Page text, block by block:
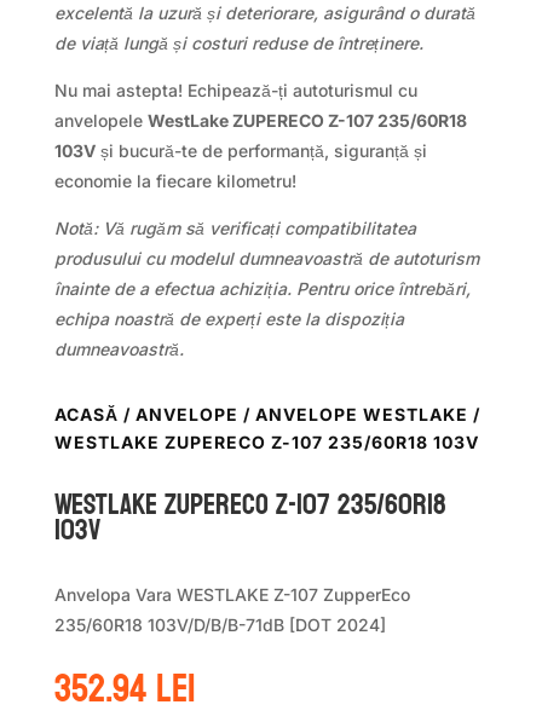
excelentă la uzură și deteriorare, asigurând o durată
de viață lungă și costuri reduse de întreținere.
Nu mai astepta! Echipează-ți autoturismul cu
anvelopele WestLake ZUPERECO Z-107 235/60R18
103Vși bucură-te de performanță, siguranță și
economie la fiecare kilometru!
Notă: Vă rugăm să verificați compatibilitatea
produsului cu modelul dumneavoastră de autoturism
înainte de a efectua achiziția. Pentru orice întrebări,
echipa noastră de experți este la dispoziția
dumneavoastră.
ACASĂ / ANVELOPE / ANVELOPE WESTLAKE /
WESTLAKE ZUPERECO Z-107 235/60R18 103V
WestLake ZUPERECO Z-107 235/60R18
103V
Anvelopa Vara WESTLAKE Z-107 ZupperEco
235/60R18 103V/D/B/B-71dB [DOT 2024]
352.94lei